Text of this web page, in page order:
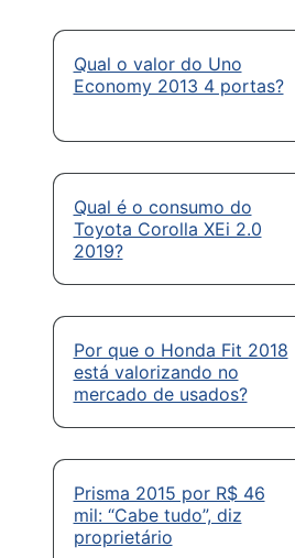
Qual o valor do Uno
Economy 2013 4 portas?
Qual é o consumo do
Toyota Corolla XEi 2.0
2019?
Por que o Honda Fit 2018
está valorizando no
mercado de usados?
Prisma 2015 por R$ 46
mil: “Cabe tudo”, diz
proprietário